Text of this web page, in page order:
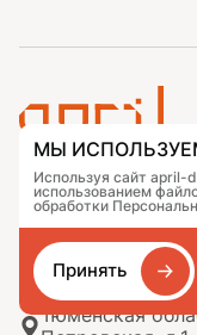
Проекты
Подобрать дом
Портфолио
О компании
Сравнение
Тюменская
МЫ
Используя сайт april-
использованием
обработки
Принять